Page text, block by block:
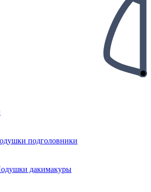
подголовники
дакимакуры